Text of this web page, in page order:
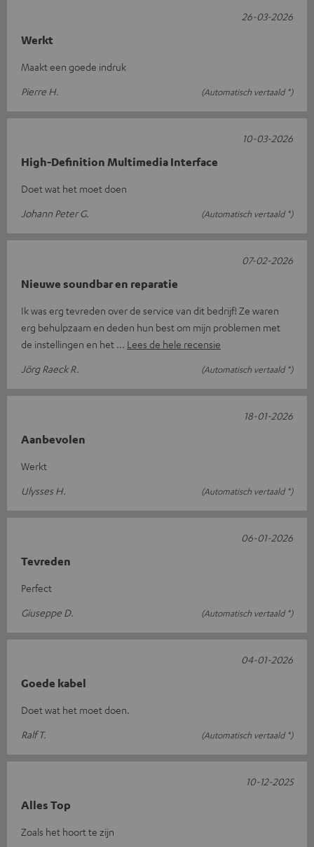
Werkt
Maakt een goede indruk
Pierre H.
(Automatisch vertaald *)
26-03-2026
High-Definition Multimedia Interface
Doet wat het moet doen
Johann Peter G.
(Automatisch vertaald *)
10-03-2026
Nieuwe soundbar en reparatie
Ik was erg tevreden over de service van dit bedrijf! Ze waren
erg behulpzaam en deden hun best om mijn problemen met
de instellingen en het
Lees de hele recensie
Jörg Raeck R.
(Automatisch vertaald *)
07-02-2026
Aanbevolen
Werkt
Ulysses H.
(Automatisch vertaald *)
18-01-2026
Tevreden
Perfect
Giuseppe D.
(Automatisch vertaald *)
06-01-2026
Goede kabel
Doet wat het moet doen.
Ralf T.
(Automatisch vertaald *)
04-01-2026
Alles Top
Zoals het hoort te zijn
10-12-2025